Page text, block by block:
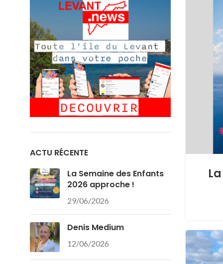
ACTU RÉCENTE
La Semaine des Enfants
2026 approche !
29/06/2026
Denis Medium
12/06/2026